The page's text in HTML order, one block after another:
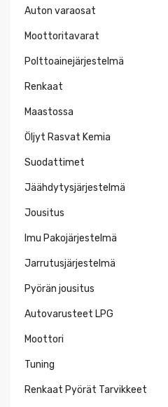
Auton varaosat
Moottoritavarat
Polttoainejärjestelmä
Renkaat
Maastossa
Öljyt Rasvat Kemia
Suodattimet
Jäähdytysjärjestelmä
Jousitus
Imu Pakojärjestelmä
Jarrutusjärjestelmä
Pyörän jousitus
Autovarusteet LPG
Moottori
Tuning
Renkaat Pyörät Tarvikkeet